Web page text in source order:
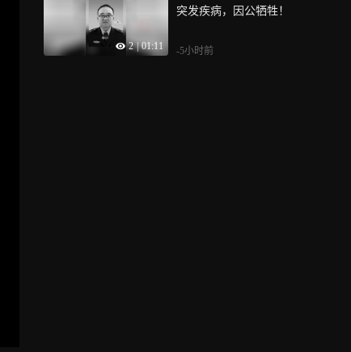
2 | 01:11
突发疾病，因公牺牲！
-5小时前